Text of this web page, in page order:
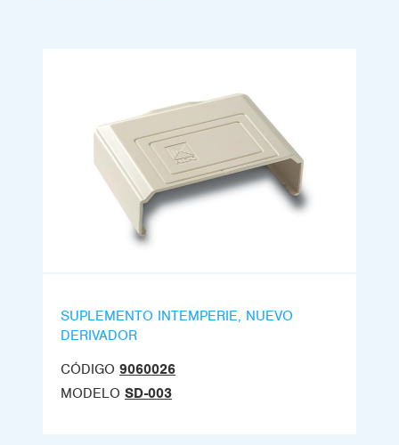
SUPLEMENTO INTEMPERIE, NUEVO
DERIVADOR
CÓDIGO 9060026
MODELO SD-003